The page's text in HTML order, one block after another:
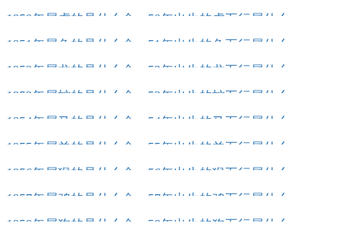
1950年属虎的是什么命，50年出生的虎五行属什么
1951年属兔的是什么命，51年出生的兔五行属什么
1952年属龙的是什么命，52年出生的龙五行属什么
1953年属蛇的是什么命，53年出生的蛇五行属什么
1954年属马的是什么命，54年出生的马五行属什么
1955年属羊的是什么命，55年出生的羊五行属什么
1956年属猴的是什么命，56年出生的猴五行属什么
1957年属鸡的是什么命，57年出生的鸡五行属什么
1958年属狗的是什么命，58年出生的狗五行属什么